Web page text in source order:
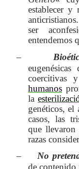
establecer y
ser
entendemos
–
coercitivas
humanos
la
genéticos, el
casos, las
que llevaron
razas
–
No
de